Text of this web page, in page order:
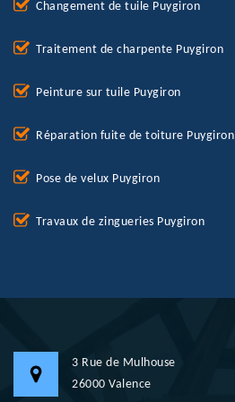
Changement de tuile Puygiron
Traitement de charpente Puygiron
Peinture sur tuile Puygiron
Réparation fuite de toiture Puygiron
Pose de velux Puygiron
Travaux de zingueries Puygiron
3 Rue de Mulhouse
26000 Valence